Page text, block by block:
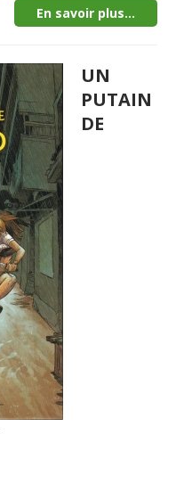
En savoir plus...
UN
PUTAIN
DE